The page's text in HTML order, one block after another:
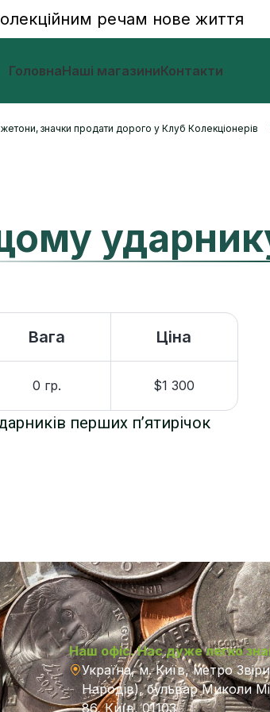
речам нове життя
ГоловнаНаші магазиниКонтакти
значки продати дорого у Клуб Колекціонерів
Вага Ціна
0 гр. $1 300
перших п’ятирічок
Наш офіс. Нас дуже легко
Україна, м. Київ, метро
Народів), бульвар Миколи
86, Київ, 01103